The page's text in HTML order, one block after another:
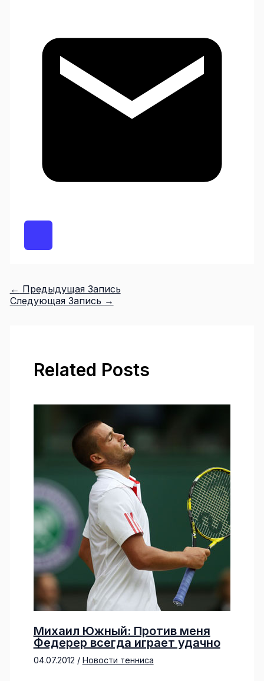
← Предыдущая Запись
Следующая Запись →
Related Posts
Михаил Южный: Против меня
Федерер всегда играет удачно
04.07.2012 / Новости тенниса